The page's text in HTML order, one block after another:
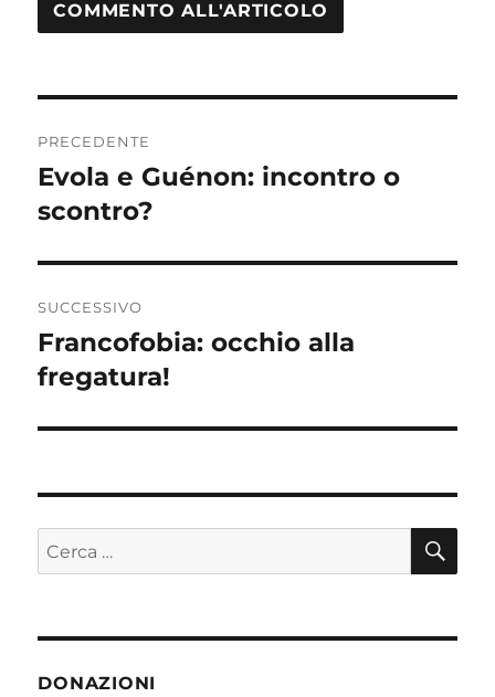
articoli
PRECEDENTE
Articolo
precedente:
Evola e Guénon: incontro o
scontro?
SUCCESSIVO
Articolo
successivo:
Francofobia: occhio alla
fregatura!
Cerca:
DONAZIONI